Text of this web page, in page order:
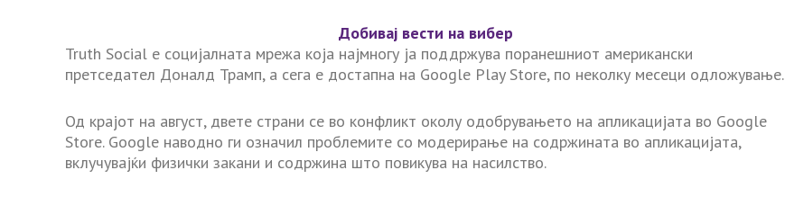
Добивај вести на вибер
Truth Social е социјалната мрежа која најмногу ја поддржува поранешниот американски
претседател Доналд Трамп, а сега е достапна на Google Play Store, по неколку месеци одложување.
Од крајот на август, двете страни се во конфликт околу одобрувањето на апликацијата во Google
Store. Google наводно ги означил проблемите со модерирање на содржината во апликацијата,
вклучувајќи физички закани и содржина што повикува на насилство.